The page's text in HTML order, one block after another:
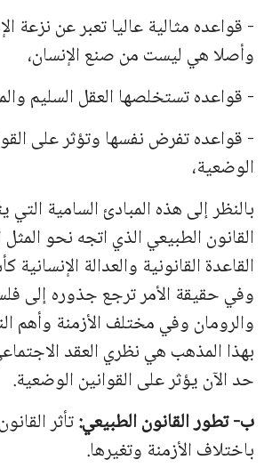
- قواعده مثالية عاليا تعبر عن نزعة
وأصلا هي ليست من صنع الإنسان،
- قواعده تستخلصها العقل السليم
- قواعده تفرض نفسها وتؤثر على
الوضعية،
بالنظر إلى هذه المبادئ السامية
القانون الطبيعي الذي اتجه نحو
القاعدة القانونية والعدالة
وفي حقيقة الأمر ترجع جذوره إلى
والرومان وفي مختلف الأزمنة وأهم
بهذا المذهب هي نظري العقد
حد الآن يؤثر على القوانين الوضعية.
ب- تطور القانون الطبيعي:تأثر
باختلاف الأزمنة وتغيرها.